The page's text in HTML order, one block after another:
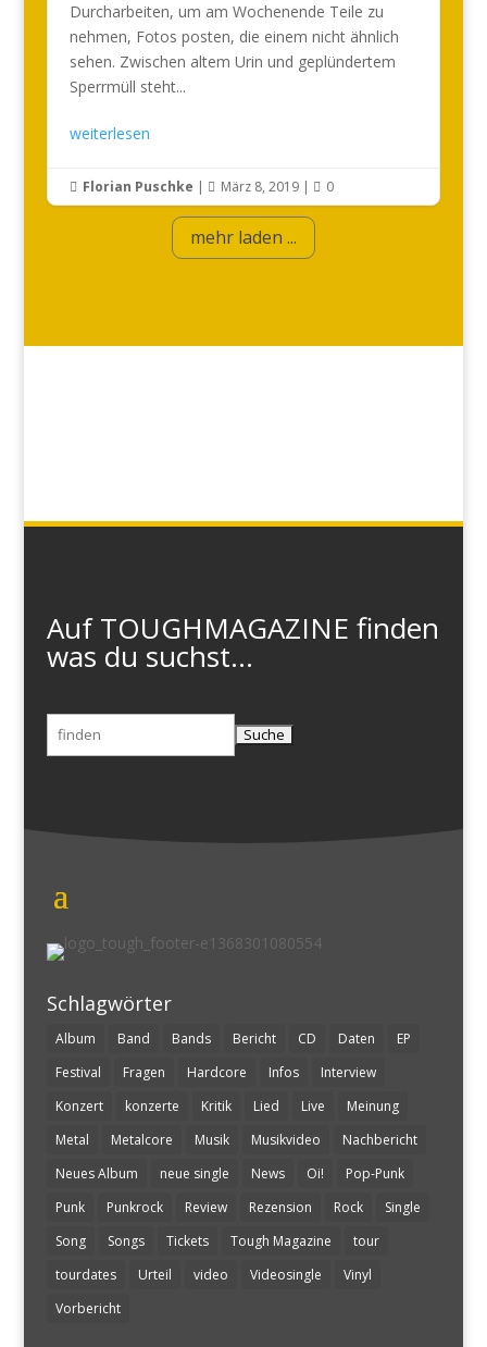
Durcharbeiten, um am Wochenende Teile zu
nehmen, Fotos posten, die einem nicht ähnlich
sehen. Zwischen altem Urin und geplündertem
Sperrmüll steht...
weiterlesen
 Florian Puschke |  März 8, 2019|  0
mehr laden ...
Auf TOUGHMAGAZINE finden
was du suchst...
Suchen
Schlagwörter
Album Band Bands Bericht CD Daten
EP
Festival
Fragen Hardcore Infos
Interview
Konzert
konzerte Kritik Lied Live
Meinung
Metal
Metalcore Musik Musikvideo
Nachbericht
Neues Album
neue single News Oi!
Pop-Punk
Punk
Punkrock Review Rezension Rock
Single
Song
Songs Tickets Tough Magazine
tour
tourdates
Urteil video Videosingle
Vinyl
Vorbericht